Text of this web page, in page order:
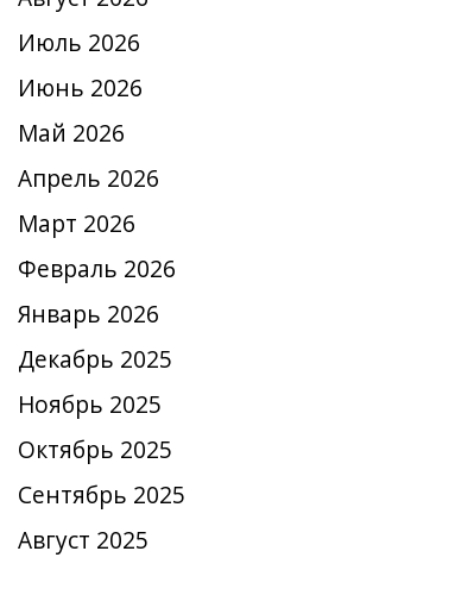
Июль 2026
Июнь 2026
Май 2026
Апрель 2026
Март 2026
Февраль 2026
Январь 2026
Декабрь 2025
Ноябрь 2025
Октябрь 2025
Сентябрь 2025
Август 2025